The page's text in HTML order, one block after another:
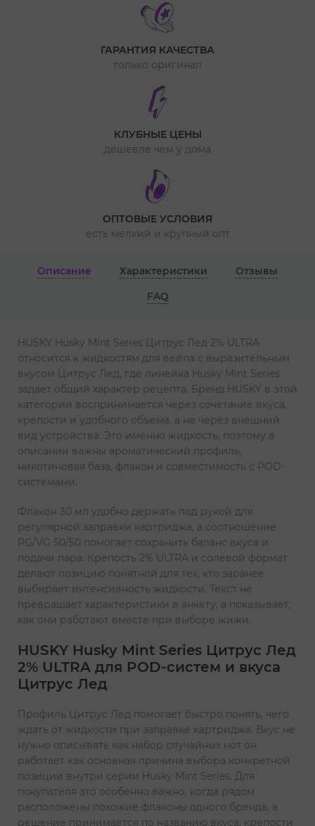
ГАРАНТИЯ КАЧЕСТВА
только оригинал
КЛУБНЫЕ ЦЕНЫ
дешевле чем у дома
ОПТОВЫЕ УСЛОВИЯ
есть мелкий и крупный опт
Описание Характеристики
Отзывы
FAQ
HUSKY Husky Mint Series Цитрус Лед 2% ULTRA
относится к жидкостям для вейпа с выразительным
вкусом Цитрус Лед, где линейка Husky Mint Series
задает общий характер рецепта. Бренд HUSKY в этой
категории воспринимается через сочетание вкуса,
крепости и удобного объема, а не через внешний
вид устройства. Это именно жидкость, поэтому в
описании важны ароматический профиль,
никотиновая база, флакон и совместимость с POD-
системами.
Флакон 30 мл удобно держать под рукой для
регулярной заправки картриджа, а соотношение
PG/VG 50/50 помогает сохранить баланс вкуса и
подачи пара. Крепость 2% ULTRA и солевой формат
делают позицию понятной для тех, кто заранее
выбирает интенсивность жидкости. Текст не
превращает характеристики в анкету, а показывает,
как они работают вместе при выборе жижи.
HUSKY Husky Mint Series Цитрус Лед
2% ULTRA для POD-систем и вкуса
Цитрус Лед
Профиль Цитрус Лед помогает быстро понять, чего
ждать от жидкости при заправке картриджа. Вкус не
нужно описывать как набор случайных нот он
работает как основная причина выбора конкретной
позиции внутри серии Husky Mint Series. Для
покупателя это особенно важно, когда рядом
расположены похожие флаконы одного бренда, а
решение принимается по названию вкуса, крепости